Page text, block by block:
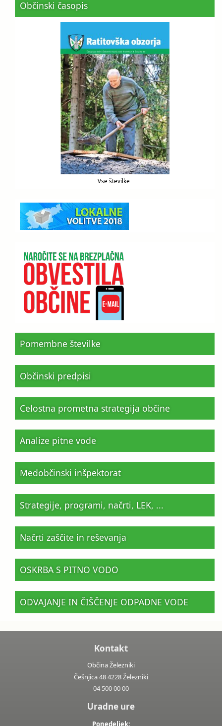
Občinski časopis
Vse številke
Pomembne številke
Občinski predpisi
Celostna prometna strategija občine
Analize pitne vode
Medobčinski inšpektorat
Strategije, programi, načrti, LEK, ...
Načrti zaščite in reševanja
OSKRBA S PITNO VODO
ODVAJANJE IN ČIŠČENJE ODPADNE VODE
Kontakt
Občina Železniki
Češnjica 48 4228 Železniki
04 500 00 00
Uradne ure
Ponedeljek: